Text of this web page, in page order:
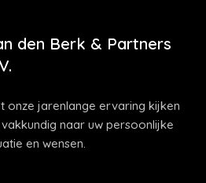
den Berk & Partners
onze jarenlange ervaring kijken
naar uw persoonlijke
en wensen.